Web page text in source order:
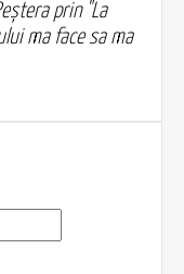
prin "La
ma face sa ma